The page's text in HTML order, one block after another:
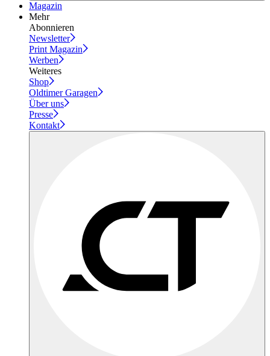
Magazin
Mehr
Abonnieren
Newsletter
Print Magazin
Werben
Weiteres
Shop
Oldtimer Garagen
Über uns
Presse
Kontakt